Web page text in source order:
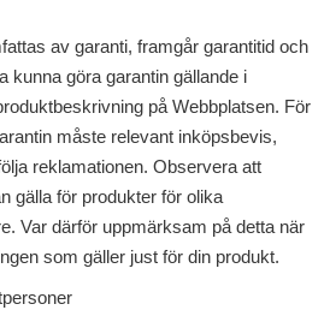
av garanti, framgår garantitid och
kunna göra garantin gällande i
på Webbplatsen. För
måste relevant inköpsbevis,
reklamationen. Observera att
gälla för produkter för olika
Var därför uppmärksam på detta när
som gäller just för din produkt.